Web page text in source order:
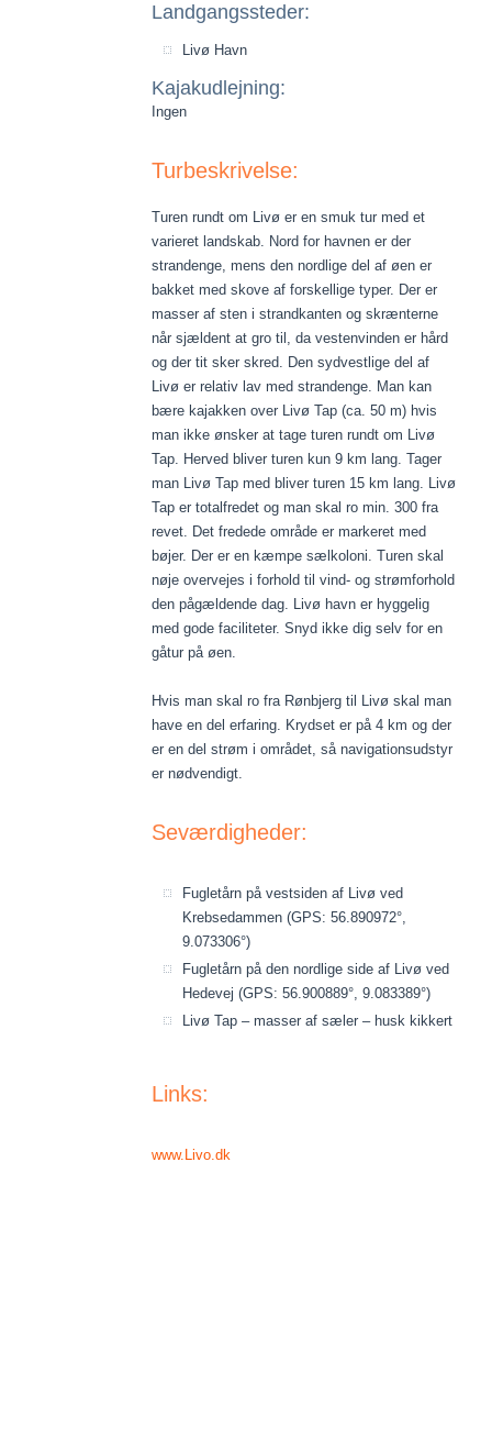
Landgangssteder:
Livø Havn
Kajakudlejning:
Ingen
Turbeskrivelse:
Turen rundt om Livø er en smuk tur med et
varieret landskab. Nord for havnen er der
strandenge, mens den nordlige del af øen er
bakket med skove af forskellige typer. Der er
masser af sten i strandkanten og skrænterne
når sjældent at gro til, da vestenvinden er hård
og der tit sker skred. Den sydvestlige del af
Livø er relativ lav med strandenge. Man kan
bære kajakken over Livø Tap (ca. 50 m) hvis
man ikke ønsker at tage turen rundt om Livø
Tap. Herved bliver turen kun 9 km lang. Tager
man Livø Tap med bliver turen 15 km lang. Livø
Tap er totalfredet og man skal ro min. 300 fra
revet. Det fredede område er markeret med
bøjer. Der er en kæmpe sælkoloni. Turen skal
nøje overvejes i forhold til vind- og strømforhold
den pågældende dag. Livø havn er hyggelig
med gode faciliteter. Snyd ikke dig selv for en
gåtur på øen.
Hvis man skal ro fra Rønbjerg til Livø skal man
have en del erfaring. Krydset er på 4 km og der
er en del strøm i området, så navigationsudstyr
er nødvendigt.
Seværdigheder:
Fugletårn på vestsiden af Livø ved
Krebsedammen (GPS: 56.890972°,
9.073306°)
Fugletårn på den nordlige side af Livø ved
Hedevej (GPS: 56.900889°, 9.083389°)
Livø Tap – masser af sæler – husk kikkert
Links:
www.Livo.dk